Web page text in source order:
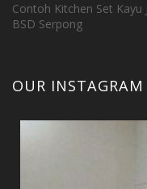
Contoh Kitchen Set
BSD Serpong
OUR INSTAGRAM